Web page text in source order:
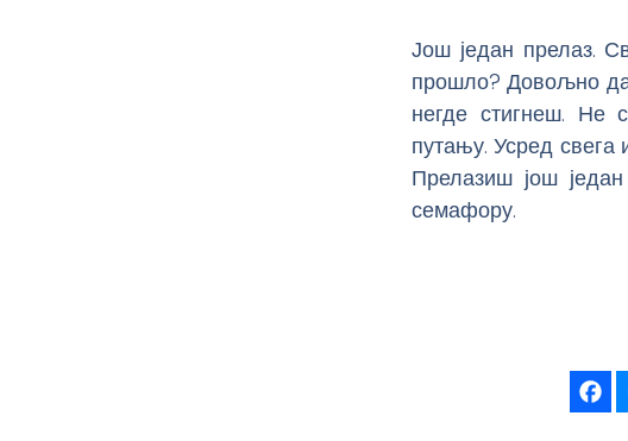
Још један прелаз.
прошло? Довољно
негде стигнеш. Не
путању. Усред
Прелазиш још
семафору.